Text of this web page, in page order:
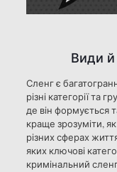
Види й
Сленг є
різні категорії та
де він формується
краще зрозуміти,
різних сферах
яких ключові
кримінальний